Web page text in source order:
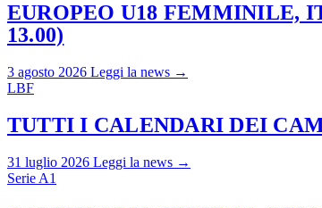
EUROPEO U18 FEMMINILE,
13.00)
3 agosto 2026 Leggi la news →
LBF
TUTTI I CALENDARI DEI
31 luglio 2026 Leggi la news →
Serie A1